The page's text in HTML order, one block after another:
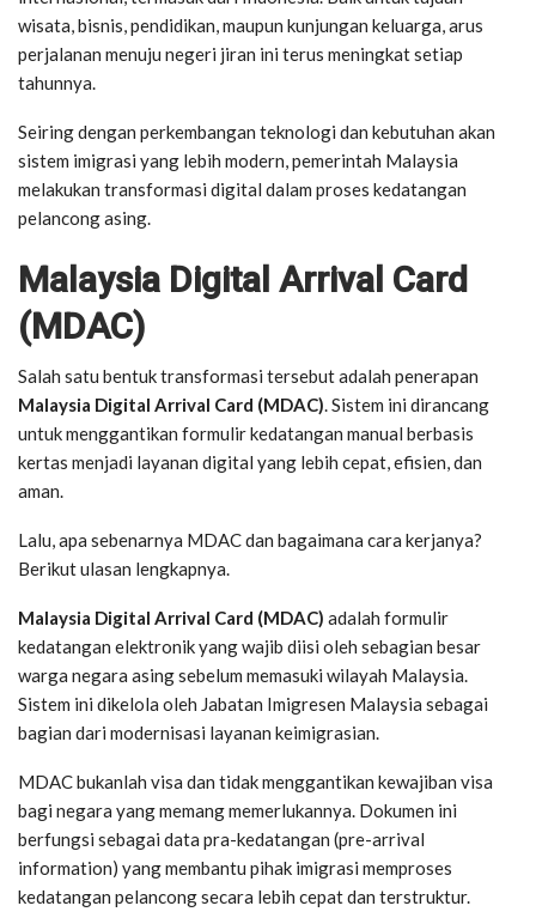
wisata, bisnis, pendidikan, maupun kunjungan keluarga, arus
perjalanan menuju negeri jiran ini terus meningkat setiap
tahunnya.
Seiring dengan perkembangan teknologi dan kebutuhan akan
sistem imigrasi yang lebih modern, pemerintah Malaysia
melakukan transformasi digital dalam proses kedatangan
pelancong asing.
Malaysia Digital Arrival Card
(MDAC)
Salah satu bentuk transformasi tersebut adalah penerapan
Malaysia Digital Arrival Card (MDAC). Sistem ini dirancang
untuk menggantikan formulir kedatangan manual berbasis
kertas menjadi layanan digital yang lebih cepat, efisien, dan
aman.
Lalu, apa sebenarnya MDAC dan bagaimana cara kerjanya?
Berikut ulasan lengkapnya.
Malaysia Digital Arrival Card (MDAC) adalah formulir
kedatangan elektronik yang wajib diisi oleh sebagian besar
warga negara asing sebelum memasuki wilayah Malaysia.
Sistem ini dikelola oleh Jabatan Imigresen Malaysia sebagai
bagian dari modernisasi layanan keimigrasian.
MDAC bukanlah visa dan tidak menggantikan kewajiban visa
bagi negara yang memang memerlukannya. Dokumen ini
berfungsi sebagai data pra-kedatangan (pre-arrival
information) yang membantu pihak imigrasi memproses
kedatangan pelancong secara lebih cepat dan terstruktur.